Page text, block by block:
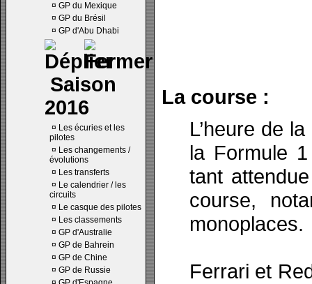
¤ GP du Mexique
¤ GP du Brésil
¤ GP d'Abu Dhabi
Saison
2016
¤ Les écuries et les
pilotes
¤ Les changements /
évolutions
¤ Les transferts
¤ Le calendrier / les
circuits
¤ Le casque des pilotes
¤ Les classements
¤ GP d'Australie
¤ GP de Bahrein
¤ GP de Chine
¤ GP de Russie
La course :
L’heure de
la Formule
tant
course,
monoplaces.
Ferrari et